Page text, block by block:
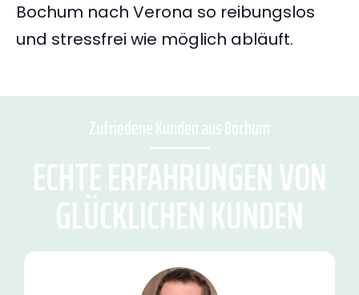
Bochum nach Verona so reibungslos
und stressfrei wie möglich abläuft.
Zufriedene Kunden aus Bochum
ECHTE ERFAHRUNGEN VON
GLÜCKLICHEN KUNDEN